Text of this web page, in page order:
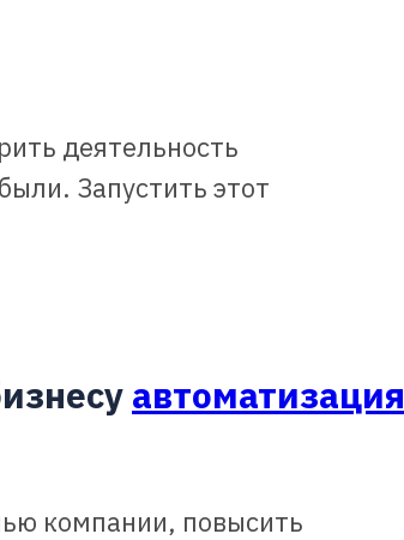
деятельность
Запустить этот
автоматизация
компании, повысить